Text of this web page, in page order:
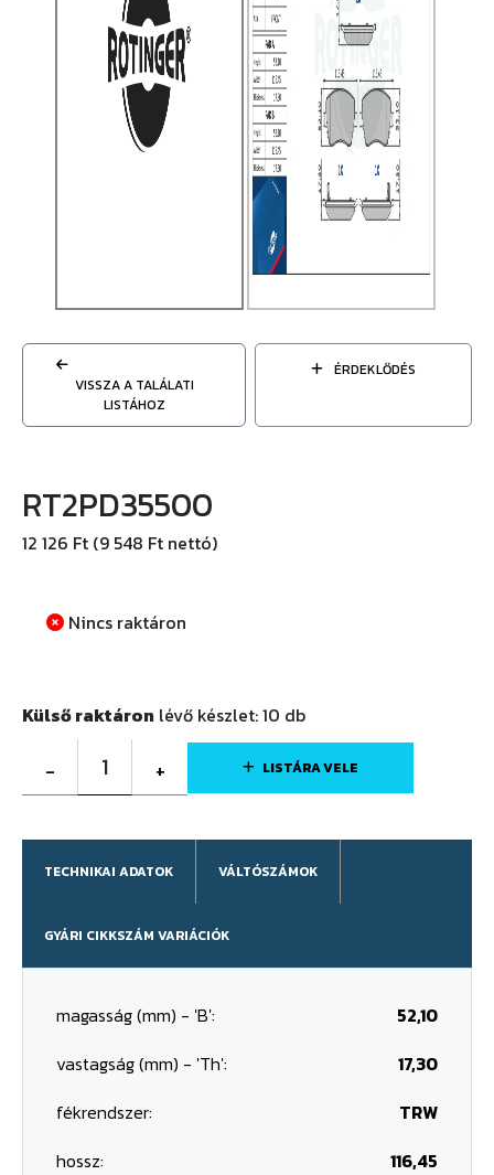
VISSZA A TALÁLATI
LISTÁHOZ
ÉRDEKLŐDÉS
RT2PD35500
12 126 Ft (9 548 Ft nettó)
Nincs raktáron
Külső raktáron lévő készlet:10 db
- 1 + LISTÁRA VELE
TECHNIKAI ADATOK VÁLTÓSZÁMOK
GYÁRI CIKKSZÁM VARIÁCIÓK
magasság (mm) - 'B':
52,10
vastagság (mm) - 'Th':
17,30
fékrendszer:
TRW
hossz:
116,45